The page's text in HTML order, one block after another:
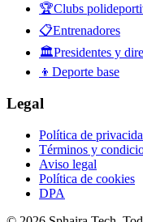
🏆Clubs
📋Entrenadores
🏛️Presidentes y
👦 Deporte base
Legal
Política de
Términos y
Aviso legal
Política de cookies
DPA